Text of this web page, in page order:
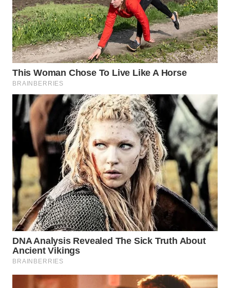
WN
TAPANULI
TENGAH
WN DELI
SERDANG
WN
TEBING
TINGGI
WN
PAKPAK
WN
KARAWANG
WN
BEKASI
WN